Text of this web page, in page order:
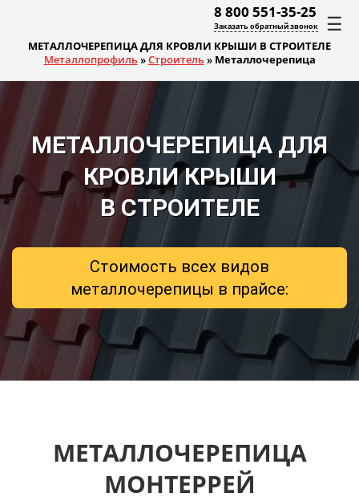
МЕТАЛЛОЧЕРЕПИЦА ДЛЯ КРОВЛИ КРЫШИ В СТРОИТЕЛЕ
Металлопрофиль»Строитель» Металлочерепица
8 800 551-35-25
Заказать обратный звонок ☰
МЕТАЛЛОЧЕРЕПИЦА ДЛЯ
КРОВЛИ КРЫШИ
В СТРОИТЕЛЕ
Стоимость всех видов
металлочерепицы в прайсе:
МЕТАЛЛОЧЕРЕПИЦА
МОНТЕРРЕЙ